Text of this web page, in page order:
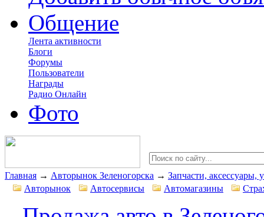
Общение
Лента активности
Блоги
Форумы
Пользователи
Награды
Радио Онлайн
Фото
Главная → Авторынок Зеленогорска → Запчасти, аксессуары,
Авторынок
Автосервисы Автомагазины